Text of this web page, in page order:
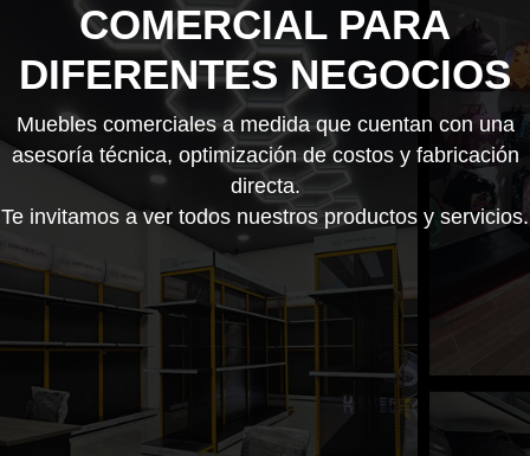
COMERCIAL PARA
DIFERENTES NEGOCIOS
Muebles comerciales a medidaque cuentan con una
asesoría técnica, optimización de costos y fabricación
directa.
Te invitamos a ver todos nuestros productos y servicios.